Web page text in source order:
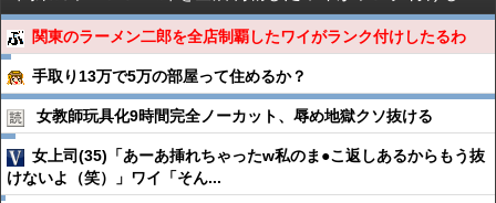
関東のラーメン二郎を全店制覇したワイがランク付けしたるわ
手取り13万で5万の部屋って住めるか？
女教師玩具化9時間完全ノーカット、辱め地獄クソ抜ける
女上司(35)「あーあ挿れちゃったw私のま●こ返しあるからもう抜
けないよ（笑）」ワイ「そん...